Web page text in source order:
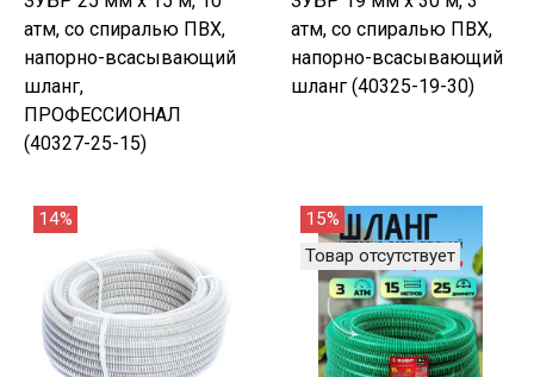
атм, со спиралью ПВХ,
напорно-всасывающий
шланг,
ПРОФЕССИОНАЛ
(40327-25-15)
атм, со спиралью ПВХ,
напорно-всасывающий
шланг (40325-19-30)
14%
15%
Товар отсутствует